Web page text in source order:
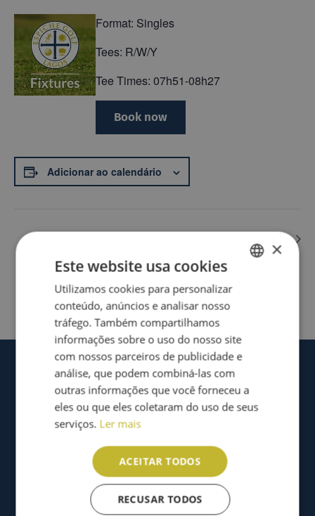
Format: Singles
Tees: R/W/Y
Tee Times: 07h51-08h27
Book now
Adicionar ao calendário
High road and low road ( Pairs)
Back
×
Este website usa cookies
Utilizamos cookies para personalizar
conteúdo, anúncios e analisar nosso
tráfego. Também compartilhamos
informações sobre o uso do nosso site
com nossos parceiros de publicidade e
análise, que podem combiná-las com
outras informações que você forneceu a
eles ou que eles coletaram do uso de seus
serviços. Ler mais
ACEITAR TODOS
RECUSAR TODOS